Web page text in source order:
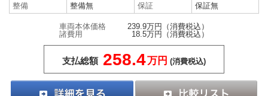
整備
整備無 保証 保証無
車両本体価格 239.9万円
（消費税込）
諸費用
18.5万円 （消費税込）
支払総額 258.4万円 (消費税込)